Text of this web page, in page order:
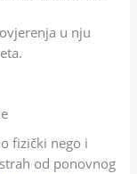
u nju
fizički nego i
od ponovnog